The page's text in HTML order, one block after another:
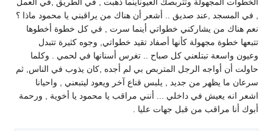
, في المسجد ,عند صديق .. أشعر أن هناك من يراقبني يا محمود ماذا ؟
نعم هناك من يشاركني خطواتي أينما سرت , في كل خطوة أخطوها
تتبعها خطوة مجهولة كأنها أصفاد تقيد خطواتي, وجوه كثيرة تتبدل
وعيون واسعة تبتلعني كل صباح .. تغرس أسنانها في لحمي . وكلما
حاولت أن أواجه الرجل المتربص بي لم أجده ,كان يذوب في الناس, ثم
سرعان ما يظهر من جديد , يلبس قناع آخر ويعود ليتبعني , واحيانا
اشعر انه يعيش في داخلي ... أنني مراقب يا محمود يا أخوية , ورحمة
أبوك أنا مراقب من قبل جهات عليا .